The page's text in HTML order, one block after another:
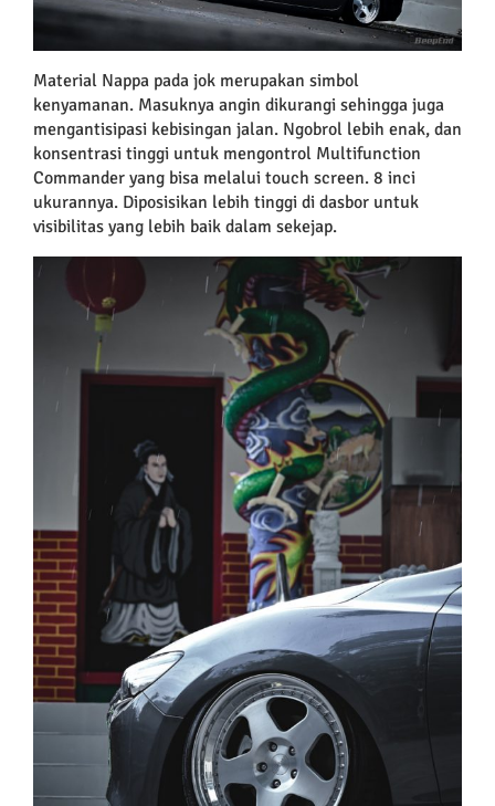
Material Nappa pada jok merupakan simbol
kenyamanan. Masuknya angin dikurangi sehingga juga
mengantisipasi kebisingan jalan. Ngobrol lebih enak, dan
konsentrasi tinggi untuk mengontrol Multifunction
Commander yang bisa melalui touch screen. 8 inci
ukurannya. Diposisikan lebih tinggi di dasbor untuk
visibilitas yang lebih baik dalam sekejap.